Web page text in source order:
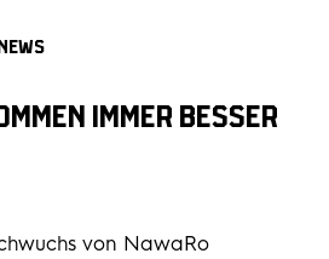
NEWS
IMMER BESSER
von NawaRo